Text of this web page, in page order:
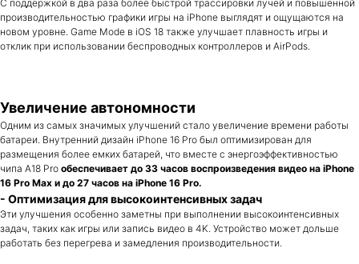
С поддержкой в два раза более быстрой трассировки лучей и повышенной
производительностью графики игры на iPhone выглядят и ощущаются на
новом уровне. Game Mode в iOS 18 также улучшает плавность игры и
отклик при использовании беспроводных контроллеров и AirPods.
Увеличение автономности
Одним из самых значимых улучшений стало увеличение времени работы
батареи. Внутренний дизайн iPhone 16 Pro был оптимизирован для
размещения более емких батарей, что вместе с энергоэффективностью
чипа A18 Pro обеспечивает до 33 часов воспроизведения видео на iPhone
16 Pro Max и до 27 часов на iPhone 16 Pro.
- Оптимизация для высокоинтенсивных задач
Эти улучшения особенно заметны при выполнении высокоинтенсивных
задач, таких как игры или запись видео в 4K. Устройство может дольше
работать без перегрева и замедления производительности.